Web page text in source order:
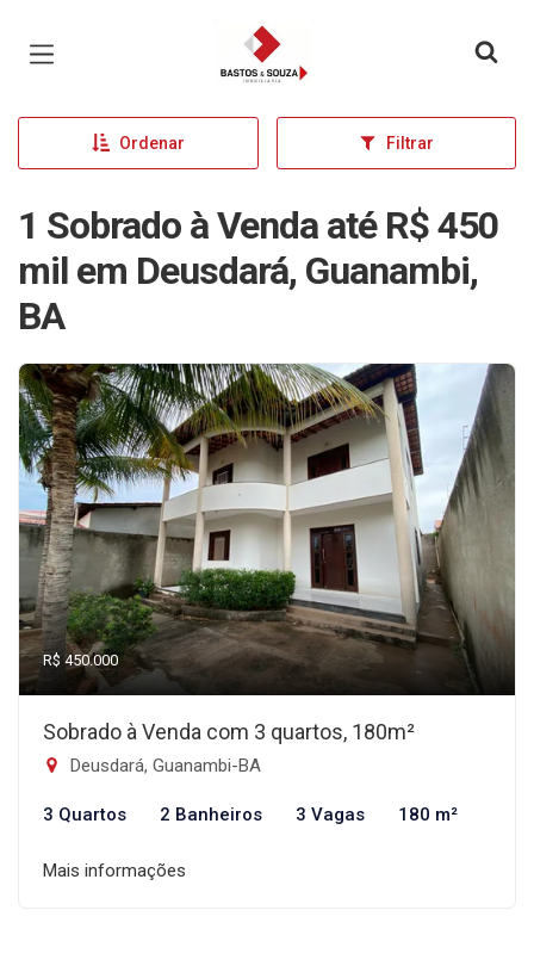
Página inicial
Ordenar Filtrar
1 Sobrado à Venda até R$ 450
mil em Deusdará, Guanambi,
BA
R$ 450.000
Sobrado à Venda com 3 quartos, 180m²
Deusdará, Guanambi-BA
3 Quartos 2 Banheiros 3 Vagas 180 m²
Mais informações